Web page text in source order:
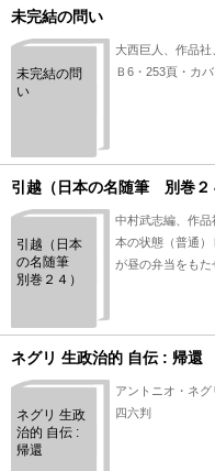
未完結の問い
未完結の問
い
大西巨人、作品社
Ｂ6・253頁・カ
引越（日本の名随筆 別巻２
引越（日本
の名随筆
別巻２４）
中村武志編、作
本の状態（普通
が昼の弁当をも
ネグリ 生政治的 自伝 : 帰還
ネグリ 生政
治的 自伝 :
帰還
アントニオ・ネ
四六判